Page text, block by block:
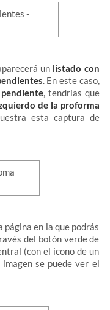
un listado con
. En este caso,
, tendrías que
de la proforma
esta captura de
en la que podrás
del botón verde de
(con el icono de un
se puede ver el